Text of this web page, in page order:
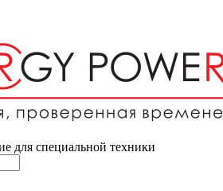
для специальной техники